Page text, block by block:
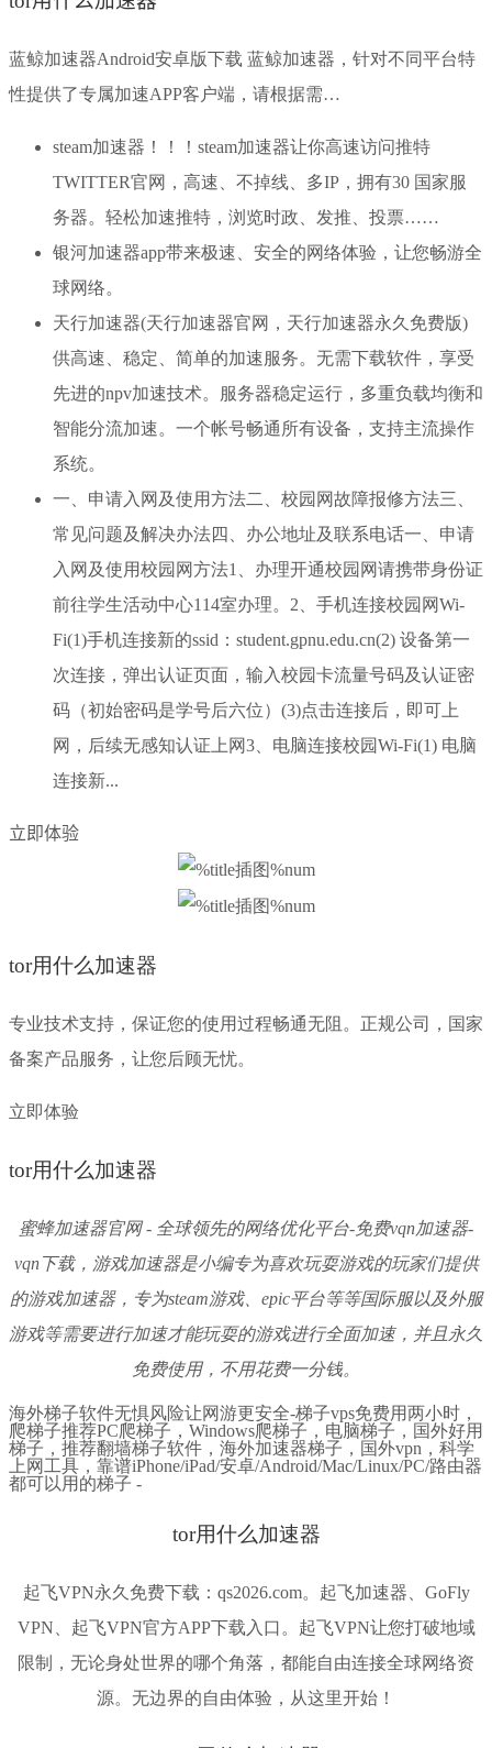
蓝鲸加速器Android安卓版下载 蓝鲸加速器，针对不同平台特
性提供了专属加速APP客户端，请根据需…
steam加速器！！！steam加速器让你高速访问推特
TWITTER官网，高速、不掉线、多IP，拥有30 国家服
务器。轻松加速推特，浏览时政、发推、投票……
银河加速器app带来极速、安全的网络体验，让您畅游全
球网络。
天行加速器(天行加速器官网，天行加速器永久免费版)
供高速、稳定、简单的加速服务。无需下载软件，享受
先进的npv加速技术。服务器稳定运行，多重负载均衡和
智能分流加速。一个帐号畅通所有设备，支持主流操作
系统。
一、申请入网及使用方法二、校园网故障报修方法三、
常见问题及解决办法四、办公地址及联系电话一、申请
入网及使用校园网方法1、办理开通校园网请携带身份证
前往学生活动中心114室办理。2、手机连接校园网Wi-
Fi(1)手机连接新的ssid：student.gpnu.edu.cn(2) 设备第一
次连接，弹出认证页面，输入校园卡流量号码及认证密
码（初始密码是学号后六位）(3)点击连接后，即可上
网，后续无感知认证上网3、电脑连接校园Wi-Fi(1) 电脑
连接新...
立即体验
tor用什么加速器
专业技术支持，保证您的使用过程畅通无阻。正规公司，国家
备案产品服务，让您后顾无忧。
立即体验
tor用什么加速器
蜜蜂加速器官网 - 全球领先的网络优化平台-免费vqn加速器-
vqn下载，游戏加速器是小编专为喜欢玩耍游戏的玩家们提供
的游戏加速器，专为steam游戏、epic平台等等国际服以及外服
游戏等需要进行加速才能玩耍的游戏进行全面加速，并且永久
免费使用，不用花费一分钱。
海外梯子软件无惧风险让网游更安全-梯子vps免费用两小时，
爬梯子推荐PC爬梯子，Windows爬梯子，电脑梯子，国外好用
梯子，推荐翻墙梯子软件，海外加速器梯子，国外vpn，科学
上网工具，靠谱iPhone/iPad/安卓/Android/Mac/Linux/PC/路由器
都可以用的梯子 -
tor用什么加速器
起飞VPN永久免费下载：qs2026.com。起飞加速器、GoFly
VPN、起飞VPN官方APP下载入口。起飞VPN让您打破地域
限制，无论身处世界的哪个角落，都能自由连接全球网络资
源。无边界的自由体验，从这里开始！